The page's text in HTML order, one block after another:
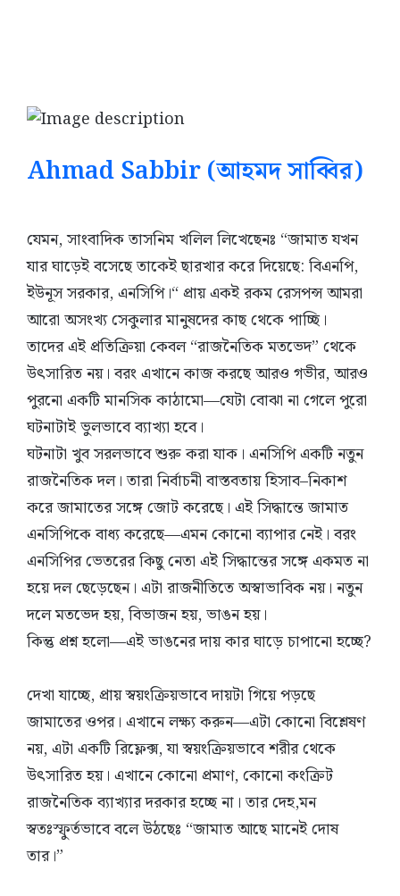
Ahmad Sabbir (আহমদ সাব্বির)
যেমন, সাংবাদিক তাসনিম খলিল লিখেছেনঃ “জামাত যখন
যার ঘাড়েই বসেছে তাকেই ছারখার করে দিয়েছে: বিএনপি,
ইউনূস সরকার, এনসিপি।“ প্রায় একই রকম রেসপন্স আমরা
আরো অসংখ্য সেকুলার মানুষদের কাছ থেকে পাচ্ছি।
তাদের এই প্রতিক্রিয়া কেবল “রাজনৈতিক মতভেদ” থেকে
উৎসারিত নয়। বরং এখানে কাজ করছে আরও গভীর, আরও
পুরনো একটি মানসিক কাঠামো—যেটা বোঝা না গেলে পুরো
ঘটনাটাই ভুলভাবে ব্যাখ্যা হবে।
ঘটনাটা খুব সরলভাবে শুরু করা যাক। এনসিপি একটি নতুন
রাজনৈতিক দল। তারা নির্বাচনী বাস্তবতায় হিসাব–নিকাশ
করে জামাতের সঙ্গে জোট করেছে। এই সিদ্ধান্তে জামাত
এনসিপিকে বাধ্য করেছে—এমন কোনো ব্যাপার নেই। বরং
এনসিপির ভেতরের কিছু নেতা এই সিদ্ধান্তের সঙ্গে একমত না
হয়ে দল ছেড়েছেন। এটা রাজনীতিতে অস্বাভাবিক নয়। নতুন
দলে মতভেদ হয়, বিভাজন হয়, ভাঙন হয়।
কিন্তু প্রশ্ন হলো—এই ভাঙনের দায় কার ঘাড়ে চাপানো হচ্ছে?
দেখা যাচ্ছে, প্রায় স্বয়ংক্রিয়ভাবে দায়টা গিয়ে পড়ছে
জামাতের ওপর। এখানে লক্ষ্য করুন—এটা কোনো বিশ্লেষণ
নয়, এটা একটি রিফ্লেক্স, যা স্বয়ংক্রিয়ভাবে শরীর থেকে
উৎসারিত হয়। এখানে কোনো প্রমাণ, কোনো কংক্রিট
রাজনৈতিক ব্যাখ্যার দরকার হচ্ছে না। তার দেহ,মন
স্বতঃস্ফুর্তভাবে বলে উঠছেঃ “জামাত আছে মানেই দোষ
তার।”